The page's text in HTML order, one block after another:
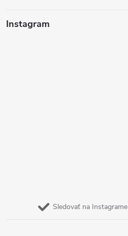
Instagram
Sledovať na Instagrame